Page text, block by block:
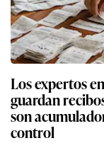
Los expertos
guardan
son
control